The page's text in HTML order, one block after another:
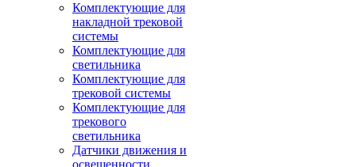
Комплектующие для
накладной трековой
системы
Комплектующие для
светильника
Комплектующие для
трековой системы
Комплектующие для
трекового
светильника
Датчики движения и
освещенности